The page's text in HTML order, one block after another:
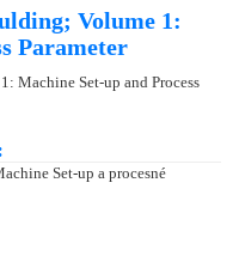
Volume 1:
Parameter
Machine Set-up and Process
Set-up a procesné